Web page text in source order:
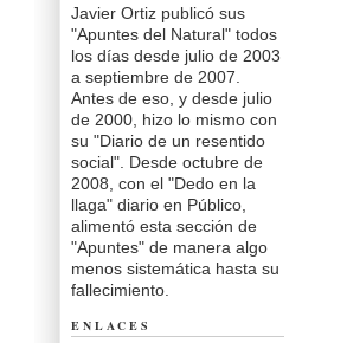
Javier Ortiz publicó sus
"Apuntes del Natural" todos
los días desde julio de 2003
a septiembre de 2007.
Antes de eso, y desde julio
de 2000, hizo lo mismo con
su "Diario de un resentido
social". Desde octubre de
2008, con el "Dedo en la
llaga" diario en Público,
alimentó esta sección de
"Apuntes" de manera algo
menos sistemática hasta su
fallecimiento.
ENLACES